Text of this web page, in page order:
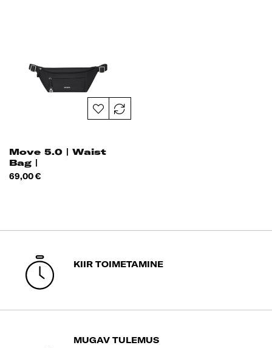
Move 5.0 | Waist
Bag |
Hind
69,00 €
KIIR TOIMETAMINE
MUGAV TULEMUS